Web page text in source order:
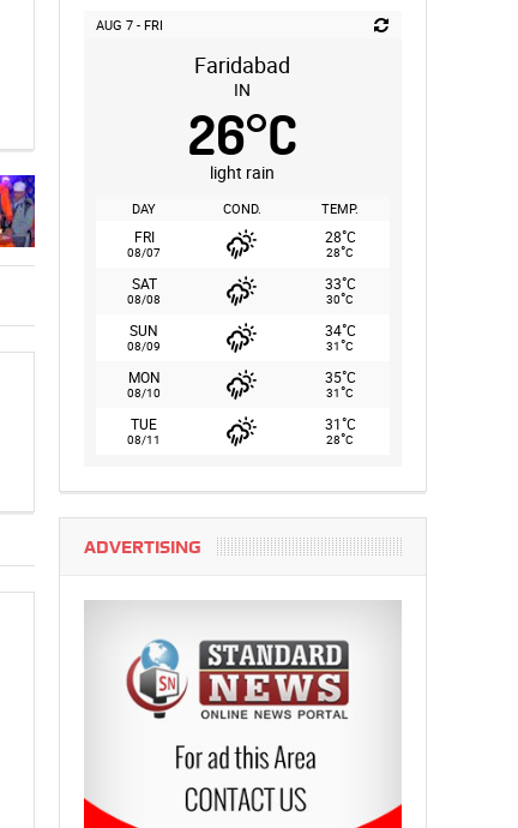
AUG 7 - FRI
Faridabad
IN
26°C
light rain
DAY COND. TEMP.
FRI
08/07
28°C
28°C
SAT
08/08
33°C
30°C
SUN
08/09
34°C
31°C
MON
08/10
35°C
31°C
TUE
08/11
31°C
28°C
ADVERTISING